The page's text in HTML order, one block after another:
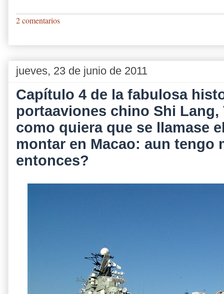
2 comentarios
jueves, 23 de junio de 2011
Capítulo 4 de la fabulosa
portaaviones chino Shi Lang,
como quiera que se llamase
montar en Macao: aun tengo
entonces?